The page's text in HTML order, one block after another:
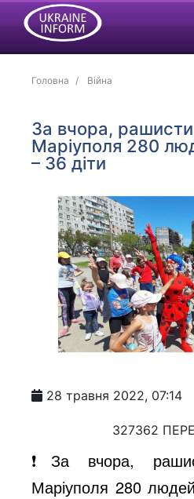
Головна Війна
За вчора,
Маріуполя 280
– 36 діти
28 травня 2022, 07:14
327362
❗️За вчора,
Маріуполя 280